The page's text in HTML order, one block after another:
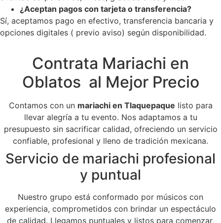
¿Aceptan pagos con tarjeta o transferencia?
Sí, aceptamos pago en efectivo, transferencia bancaria y
opciones digitales ( previo aviso) según disponibilidad.
Contrata Mariachi en
Oblatos al Mejor Precio
Contamos con un mariachi en Tlaquepaque listo para
llevar alegría a tu evento. Nos adaptamos a tu
presupuesto sin sacrificar calidad, ofreciendo un servicio
confiable, profesional y lleno de tradición mexicana.
Servicio de mariachi profesional
y puntual
Nuestro grupo está conformado por músicos con
experiencia, comprometidos con brindar un espectáculo
de calidad. Llegamos puntuales y listos para comenzar,